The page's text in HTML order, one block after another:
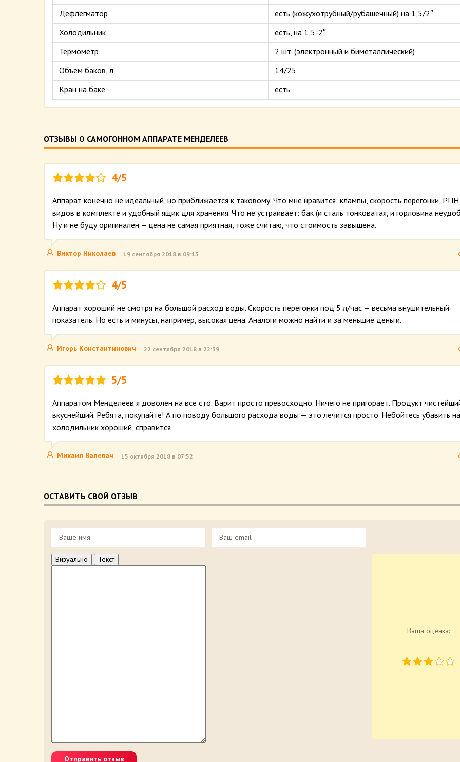
Дефлегматор
есть (кожухотрубный/рубашечный) на 1,5/2″
Холодильник
есть, на 1,5-2″
Термометр
2 шт. (электронный и биметаллический)
Объем баков, л
14/25
Кран на баке
есть
ОТЗЫВЫ О САМОГОННОМ АППАРАТЕ МЕНДЕЛЕЕВ
4/5
Аппарат конечно не идеальный, но приближается к таковому. Что мне нравится: клампы, скорость перегонки, РПН
видов в комплекте и удобный ящик для хранения. Что не устраивает: бак (и сталь тонковатая, и горловина
Ну и не буду оригинален — цена не самая приятная, тоже считаю, что стоимость завышена.
Виктор Николаев 19 сентября 2018 в 09:15
4/5
Аппарат хороший не смотря на большой расход воды. Скорость перегонки под 5 л/час — весьма внушительный
показатель. Но есть и минусы, например, высокая цена. Аналоги можно найти и за меньшие деньги.
Игорь Константинович 22 сентября 2018 в 22:39
5/5
Аппаратом Менделеев я доволен на все сто. Варит просто превосходно. Ничего не пригорает. Продукт
вкуснейший. Ребята, покупайте! А по поводу большого расхода воды — это лечится просто. Небойтесь убавить
холодильник хороший, справится
Михаил Валевач 15 октября 2018 в 07:52
ОСТАВИТЬ СВОЙ ОТЗЫВ
Визуально Текст
Ваша оценка:
Отправить отзыв